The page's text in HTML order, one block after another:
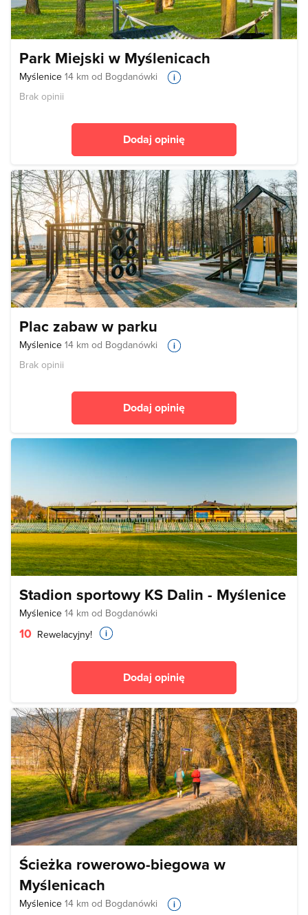
Park Miejski w Myślenicach
Myślenice 14 km od Bogdanówki
Brak opinii
Dodaj opinię
Plac zabaw w parku
Myślenice 14 km od Bogdanówki
Brak opinii
Dodaj opinię
Stadion sportowy KS Dalin - Myślenice
Myślenice 14 km od Bogdanówki
10 Rewelacyjny!
Dodaj opinię
Ścieżka rowerowo-biegowa w
Myślenicach
Myślenice 14 km od Bogdanówki